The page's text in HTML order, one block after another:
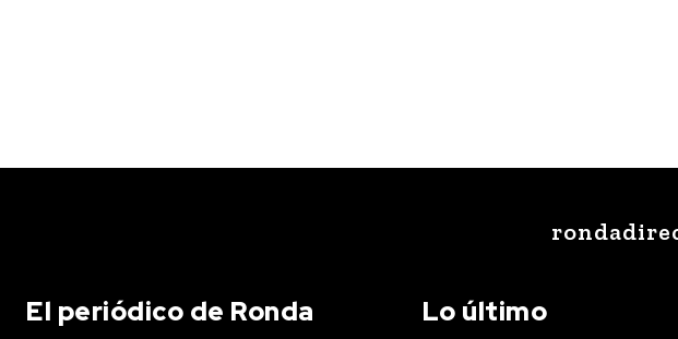
El periódico de Ronda Lo último